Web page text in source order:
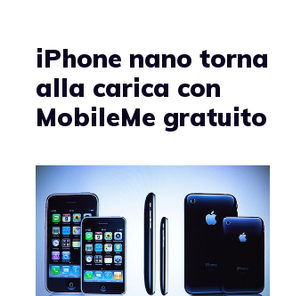
iPhone nano torna
alla carica con
MobileMe gratuito